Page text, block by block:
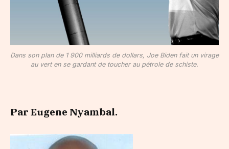
Dans son plan de 1 900 milliards de dollars, Joe Biden fait un virage
au vert en se gardant de toucher au pétrole de schiste.
Par Eugene Nyambal.